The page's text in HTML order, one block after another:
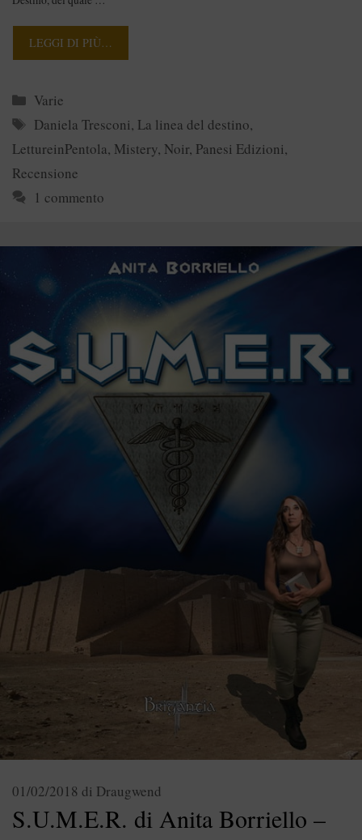
LEGGI DI PIÙ…
Categorie
Varie
Tag
Daniela Tresconi, La linea del destino,
LettureinPentola, Mistery, Noir, Panesi Edizioni,
Recensione
1 commento
S.U.M.E.R. di Anita Borriello –
01/02/2018 di Draugwend